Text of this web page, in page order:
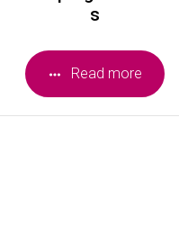
s
Read more